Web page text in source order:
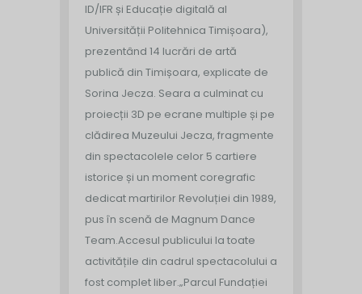
ID/IFR și Educație digitală al
Universității Politehnica Timișoara),
prezentând 14 lucrări de artă
publică din Timișoara, explicate de
Sorina Jecza. Seara a culminat cu
proiecții 3D pe ecrane multiple și pe
clădirea Muzeului Jecza, fragmente
din spectacolele celor 5 cartiere
istorice și un moment coregrafic
dedicat martirilor Revoluției din 1989,
pus în scenă de Magnum Dance
Team.Accesul publicului la toate
activitățile din cadrul spectacolului a
fost complet liber.„Parcul Fundației